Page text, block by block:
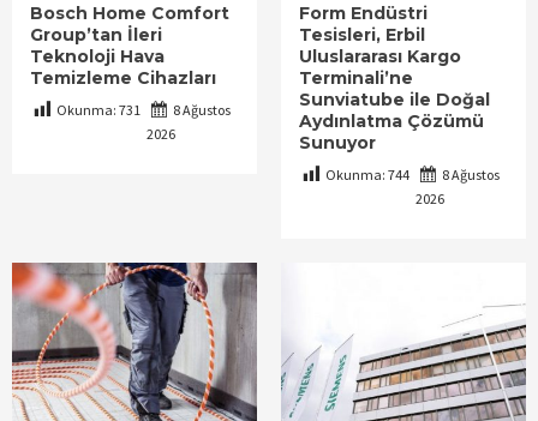
Bosch Home Comfort
Group’tan İleri
Teknoloji Hava
Temizleme Cihazları
Okunma: 731
8 Ağustos
2026
Form Endüstri
Tesisleri, Erbil
Uluslararası Kargo
Terminali’ne
Sunviatube ile Doğal
Aydınlatma Çözümü
Sunuyor
Okunma: 744
8 Ağustos
2026